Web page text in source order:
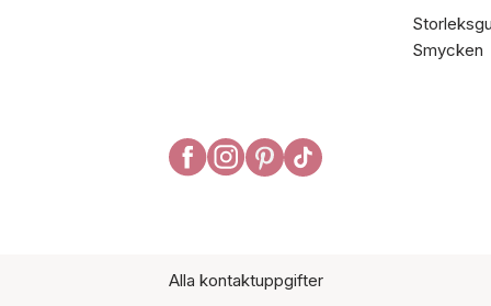
Smycken
Alla kontaktuppgifter